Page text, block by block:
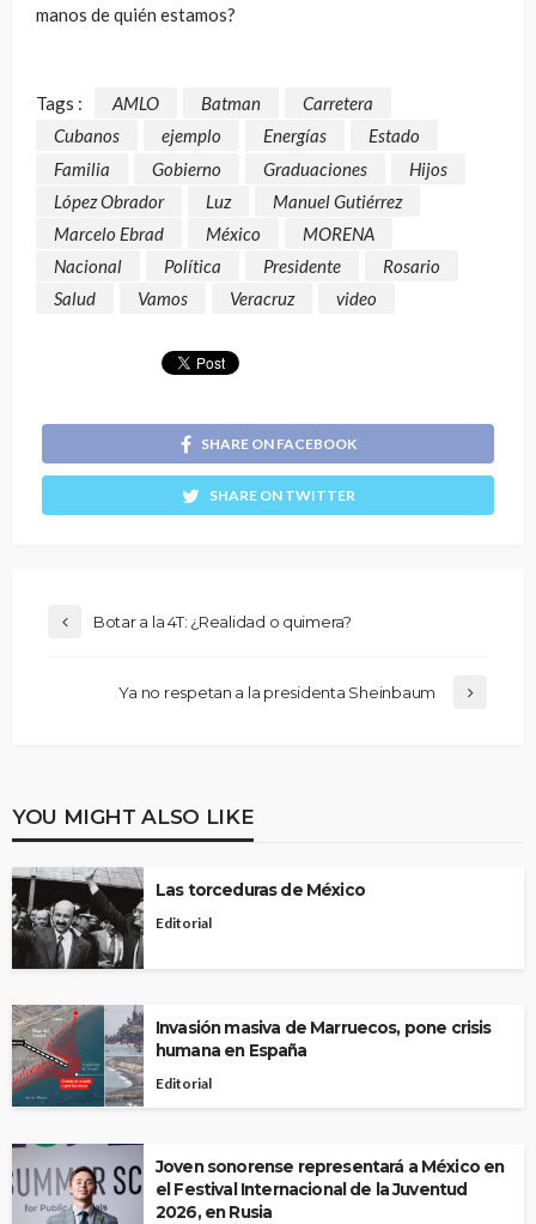
manos de quién estamos?
Tags : AMLO Batman
Carretera
Cubanos
ejemplo Energías
Estado
Familia
Gobierno Graduaciones
Hijos
López Obrador
Luz
Manuel Gutiérrez
Marcelo Ebrad
México
MORENA
Nacional
Política Presidente
Rosario
Salud
Vamos Veracruz video
SHARE ON FACEBOOK
SHARE ON TWITTER
Botar a la 4T: ¿Realidad o quimera?
Ya no respetan a la presidenta Sheinbaum
YOU MIGHT ALSO LIKE
Las torceduras de México
Editorial
Invasión masiva de Marruecos, pone crisis
humana en España
Editorial
Joven sonorense representará a México en
el Festival Internacional de la Juventud
2026, en Rusia